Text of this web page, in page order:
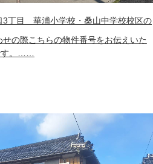
3丁目 華浦小学校・桑山中学校校区の
の際こちらの物件番号をお伝えいた
す。……